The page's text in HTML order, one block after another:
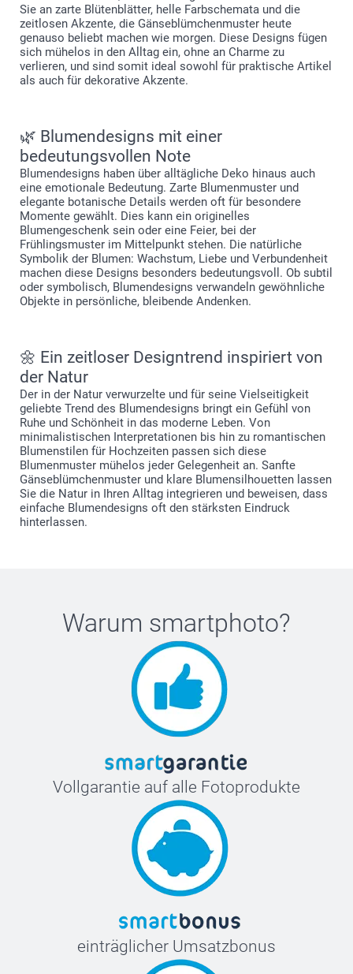
Sie an zarte Blütenblätter, helle Farbschemata und die
zeitlosen Akzente, die Gänseblümchenmuster heute
genauso beliebt machen wie morgen. Diese Designs fügen
sich mühelos in den Alltag ein, ohne an Charme zu
verlieren, und sind somit ideal sowohl für praktische Artikel
als auch für dekorative Akzente.
🌿 Blumendesigns mit einer
bedeutungsvollen Note
Blumendesigns haben über alltägliche Deko hinaus auch
eine emotionale Bedeutung. Zarte Blumenmuster und
elegante botanische Details werden oft für besondere
Momente gewählt. Dies kann ein originelles
Blumengeschenk sein oder eine Feier, bei der
Frühlingsmuster im Mittelpunkt stehen. Die natürliche
Symbolik der Blumen: Wachstum, Liebe und Verbundenheit
machen diese Designs besonders bedeutungsvoll. Ob subtil
oder symbolisch, Blumendesigns verwandeln gewöhnliche
Objekte in persönliche, bleibende Andenken.
🌼 Ein zeitloser Designtrend inspiriert von
der Natur
Der in der Natur verwurzelte und für seine Vielseitigkeit
geliebte Trend des Blumendesigns bringt ein Gefühl von
Ruhe und Schönheit in das moderne Leben. Von
minimalistischen Interpretationen bis hin zu romantischen
Blumenstilen für Hochzeiten passen sich diese
Blumenmuster mühelos jeder Gelegenheit an. Sanfte
Gänseblümchenmuster und klare Blumensilhouetten lassen
Sie die Natur in Ihren Alltag integrieren und beweisen, dass
einfache Blumendesigns oft den stärksten Eindruck
hinterlassen.
Warum smartphoto?
Vollgarantie auf alle Fotoprodukte
einträglicher Umsatzbonus